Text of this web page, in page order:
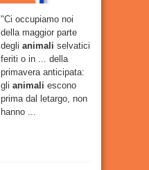
"Ci occupiamo noi
della maggior parte
degli animali selvatici
feriti o in ... della
primavera anticipata:
gli animali escono
prima dal letargo, non
hanno ...